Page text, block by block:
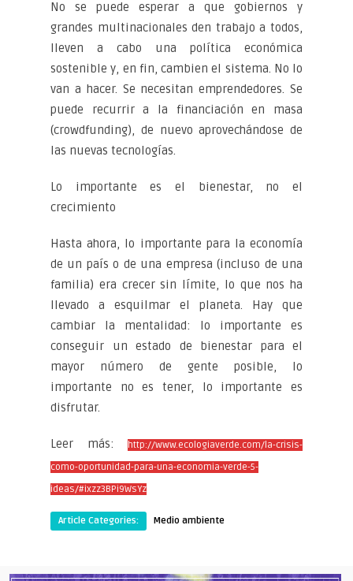
No se puede esperar a que gobiernos y
grandes multinacionales den trabajo a todos,
lleven a cabo una política económica
sostenible y, en fin, cambien el sistema. No lo
van a hacer. Se necesitan emprendedores. Se
puede recurrir a la financiación en masa
(crowdfunding), de nuevo aprovechándose de
las nuevas tecnologías.
Lo importante es el bienestar, no el
crecimiento
Hasta ahora, lo importante para la economía
de un país o de una empresa (incluso de una
familia) era crecer sin límite, lo que nos ha
llevado a esquilmar el planeta. Hay que
cambiar la mentalidad: lo importante es
conseguir un estado de bienestar para el
mayor número de gente posible, lo
importante no es tener, lo importante es
disfrutar.
Leer más:
http://www.ecologiaverde.com/la-crisis-
como-oportunidad-para-una-economia-verde-5-
ideas/#ixzz3BPi9WsYz
Article Categories: Medio ambiente